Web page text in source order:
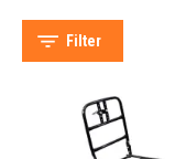
Steco (2)
Hollandbikeshop
Voor (11)
fiets mee kunt
diverse fraaie
aanbod Kinderfiets
Alpina, Cortina,
Filter